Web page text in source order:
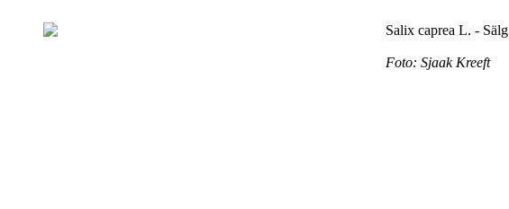
Salix caprea L. - Sälg
Foto: Sjaak Kreeft